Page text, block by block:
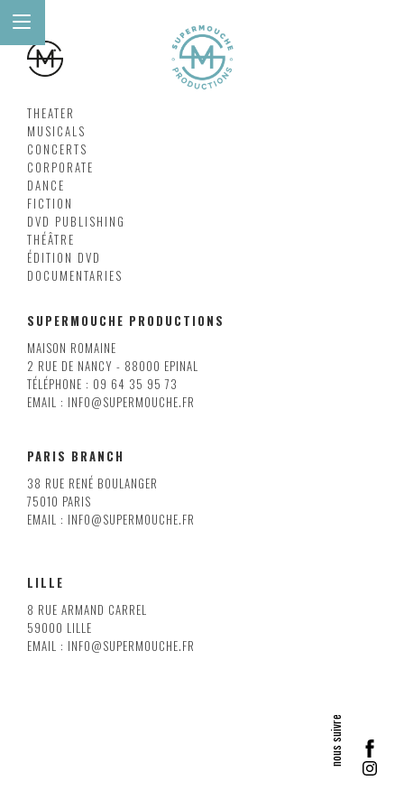
THEATER
MUSICALS
CONCERTS
CORPORATE
DANCE
FICTION
DVD PUBLISHING
THÉÂTRE
ÉDITION DVD
DOCUMENTARIES
SUPERMOUCHE PRODUCTIONS
MAISON ROMAINE
2 RUE DE NANCY - 88000 EPINAL
TÉLÉPHONE : 09 64 35 95 73
EMAIL : INFO@SUPERMOUCHE.FR
PARIS BRANCH
38 RUE RENÉ BOULANGER
75010 PARIS
EMAIL : INFO@SUPERMOUCHE.FR
LILLE
8 RUE ARMAND CARREL
59000 LILLE
EMAIL : INFO@SUPERMOUCHE.FR